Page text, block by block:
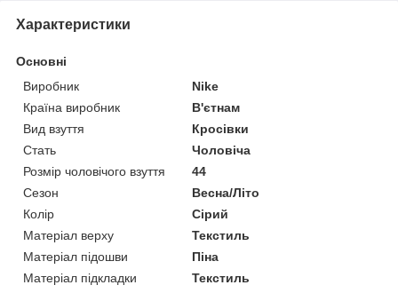
Характеристики
Основні
Виробник
Nike
Країна виробник
В'єтнам
Вид взуття
Кросівки
Стать
Чоловіча
Розмір чоловічого взуття
44
Сезон
Весна/Літо
Колір
Сірий
Матеріал верху
Текстиль
Матеріал підошви
Піна
Матеріал підкладки
Текстиль